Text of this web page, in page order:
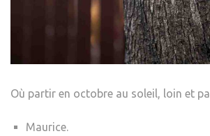
Où partir en octobre au soleil, loin et
Maurice.